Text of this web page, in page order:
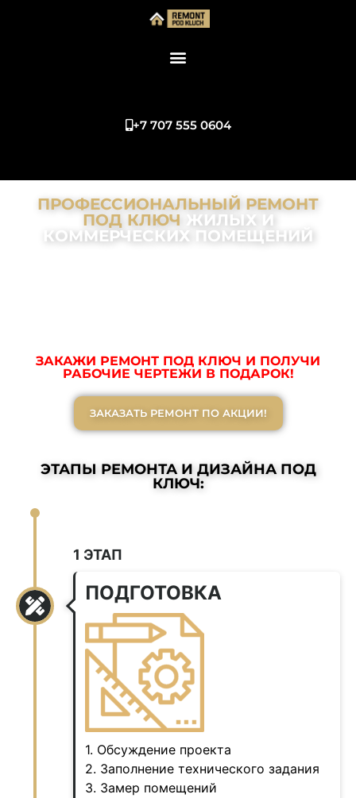
+7 707 555 0604
ПРОФЕССИОНАЛЬНЫЙ РЕМОНТ
ПОД КЛЮЧ ЖИЛЫХ И
КОММЕРЧЕСКИХ ПОМЕЩЕНИЙ
ЗАКАЖИ РЕМОНТ ПОД КЛЮЧ И ПОЛУЧИ
РАБОЧИЕ ЧЕРТЕЖИ В ПОДАРОК!
ЗАКАЗАТЬ РЕМОНТ ПО АКЦИИ!
ЭТАПЫ РЕМОНТА И ДИЗАЙНА ПОД
КЛЮЧ:
1 ЭТАП
ПОДГОТОВКА
1. Обсуждение проекта
2. Заполнение технического задания
3. Замер помещений